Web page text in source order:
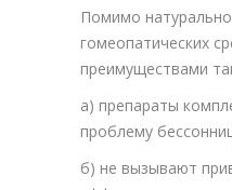
Помимо
гомеопатических
преимуществами
а) препараты
проблему
б) не вызывают